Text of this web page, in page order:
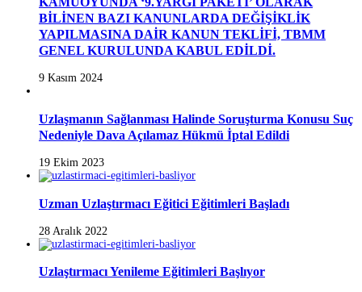
BİLİNEN BAZI KANUNLARDA DEĞİŞİKLİK
YAPILMASINA DAİR KANUN TEKLİFİ, TBMM
GENEL KURULUNDA KABUL EDİLDİ.
9 Kasım 2024
Uzlaşmanın Sağlanması Halinde Soruşturma Konusu Suç
Nedeniyle Dava Açılamaz Hükmü İptal Edildi
19 Ekim 2023
Uzman Uzlaştırmacı Eğitici Eğitimleri Başladı
28 Aralık 2022
Uzlaştırmacı Yenileme Eğitimleri Başlıyor